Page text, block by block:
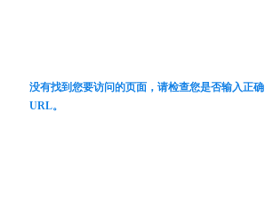
没有找到您要访问的页面，请检查您是否输入正确
URL。